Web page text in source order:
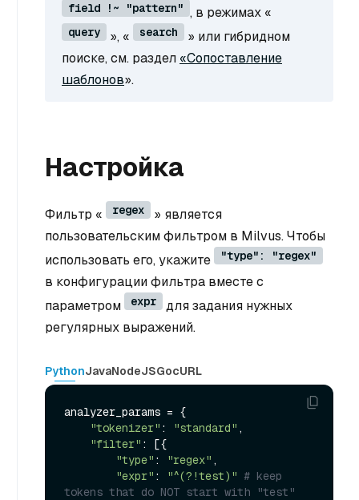
field !~ "pattern" , в режимах «
query », « search
» или гибридном
поиске, см. раздел «Сопоставление
шаблонов».
Настройка
Фильтр « regex
» является
пользовательским фильтром в Milvus. Чтобы
использовать его, укажите
"type": "regex"
в конфигурации фильтра вместе с
параметром
expr
для задания нужных
регулярных выражений.
PythonJavaNodeJSGocURL
analyzer_params = {
"tokenizer" : "standard" ,
"filter" : [{
"type" : "regex" ,
"expr" : "^(?!test)" # keep
tokens that do NOT start with "test"